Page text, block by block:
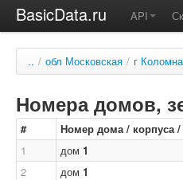
BasicData.ru API
.. / обл Московская / г Коломна
Номера домов,
# Номер дома / корпуса /
1
дом 1
2
дом 1